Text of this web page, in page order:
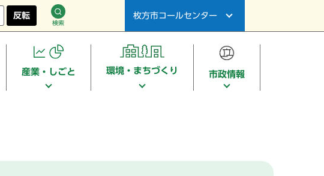
反転
検索
枚方市コールセンター
産業・しごと 環境・まちづくり 市政情報